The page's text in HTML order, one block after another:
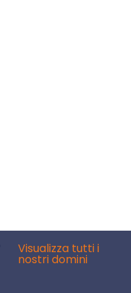
Visualizza tutti i
nostri domini